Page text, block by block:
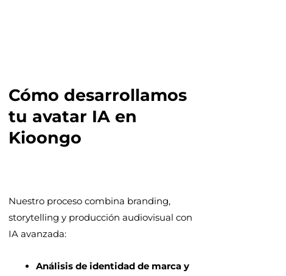
Cómo desarrollamos
tu avatar IA en
Kioongo
Nuestro proceso combina branding,
storytelling y producción audiovisual con
IA avanzada:
Análisis de identidad de marca y